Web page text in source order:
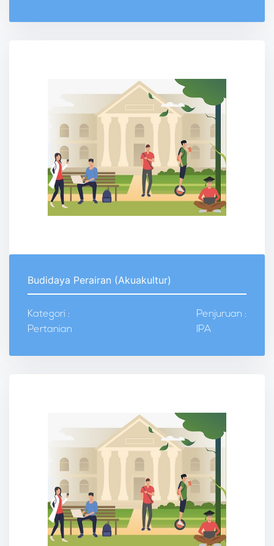
Budidaya Perairan (Akuakultur)
Kategori :
Pertanian
Penjuruan :
IPA